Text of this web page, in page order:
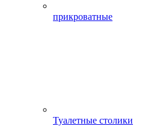
прикроватные
Туалетные столики